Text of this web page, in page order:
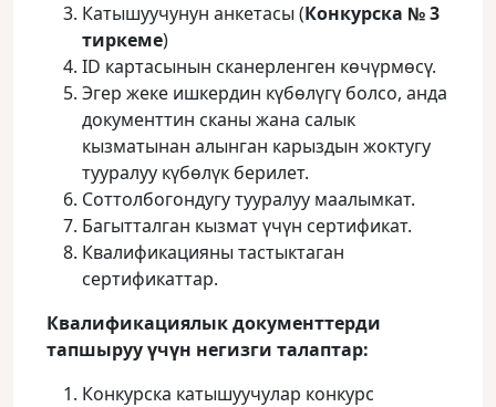
Катышуучунун анкетасы (Конкурска № 3
тиркеме)
ID картасынын сканерленген көчүрмөсү.
Эгер жеке ишкердин күбөлүгү болсо, анда
документтин сканы жана салык
кызматынан алынган карыздын жоктугу
тууралуу күбөлүк берилет.
Соттолбогондугу тууралуу маалымкат.
Багытталган кызмат үчүн сертификат.
Квалификацияны тастыктаган
сертификаттар.
Квалификациялык документтерди
тапшыруу үчүн негизги талаптар:
Конкурска катышуучулар конкурс